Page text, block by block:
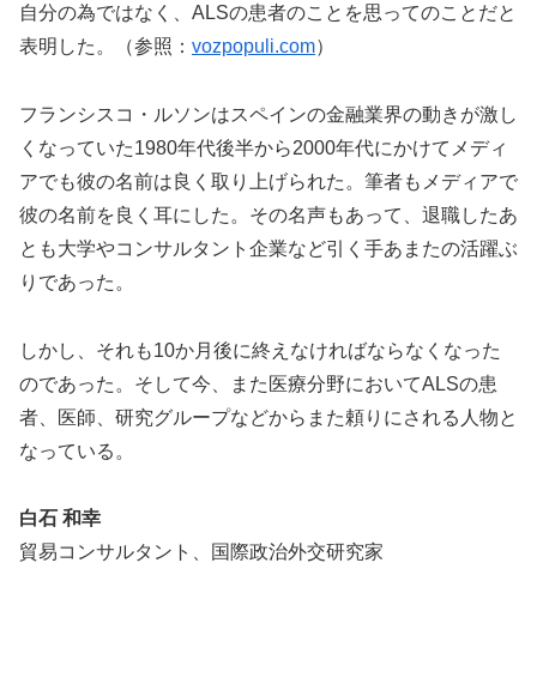
自分の為ではなく、ALSの患者のことを思ってのことだと
表明した。（参照： vozpopuli.com）
フランシスコ・ルソンはスペインの金融業界の動きが激し
くなっていた1980年代後半から2000年代にかけてメディ
アでも彼の名前は良く取り上げられた。筆者もメディアで
彼の名前を良く耳にした。その名声もあって、退職したあ
とも大学やコンサルタント企業など引く手あまたの活躍ぶ
りであった。
しかし、それも10か月後に終えなければならなくなった
のであった。そして今、また医療分野においてALSの患
者、医師、研究グループなどからまた頼りにされる人物と
なっている。
白石 和幸
貿易コンサルタント、国際政治外交研究家